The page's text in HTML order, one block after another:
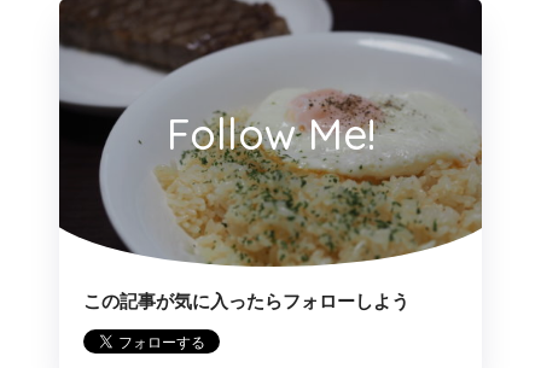
Follow Me!
この記事が気に入ったらフォローしよう